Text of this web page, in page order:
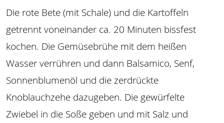
Die rote Bete (mit Schale) und die Kartoffeln
getrennt voneinander ca. 20 Minuten bissfest
kochen. Die Gemüsebrühe mit dem heißen
Wasser verrühren und dann Balsamico, Senf,
Sonnenblumenöl und die zerdrückte
Knoblauchzehe dazugeben. Die gewürfelte
Zwiebel in die Soße geben und mit Salz und